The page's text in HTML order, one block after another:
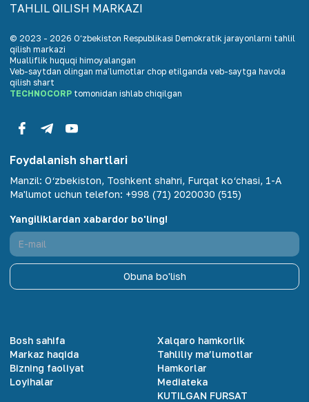
TАHLIL QILISH MАRKАZI
© 2023 - 2026 O‘zbekiston Respublikasi Demokratik jarayonlarni tahlil
qilish markazi
Mualliflik huquqi himoyalangan
Veb-saytdan olingan maʼlumotlar chop etilganda veb-saytga havola
qilish shart
TECHNOCORP tomonidan ishlab chiqilgan
Foydalanish shartlari
Manzil: O‘zbekiston, Toshkent shahri, Furqat ko‘chasi, 1-A
Ma'lumot uchun telefon: +998 (71) 2020030 (515)
Yangiliklardan xabardor bo'ling!
Obuna bo'lish
Bosh sahifa
Markaz haqida
Bizning faoliyat
Loyihalar
Xalqaro hamkorlik
Tahliliy ma’lumotlar
Hamkorlar
Mediateka
KUTILGAN FURSAT